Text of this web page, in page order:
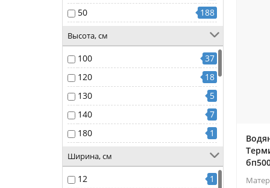
50
188
7
7
21
80
1
Высота, см
100
37
120
18
130
5
140
7
180
1
4
53
1
Ширина, см
12
1